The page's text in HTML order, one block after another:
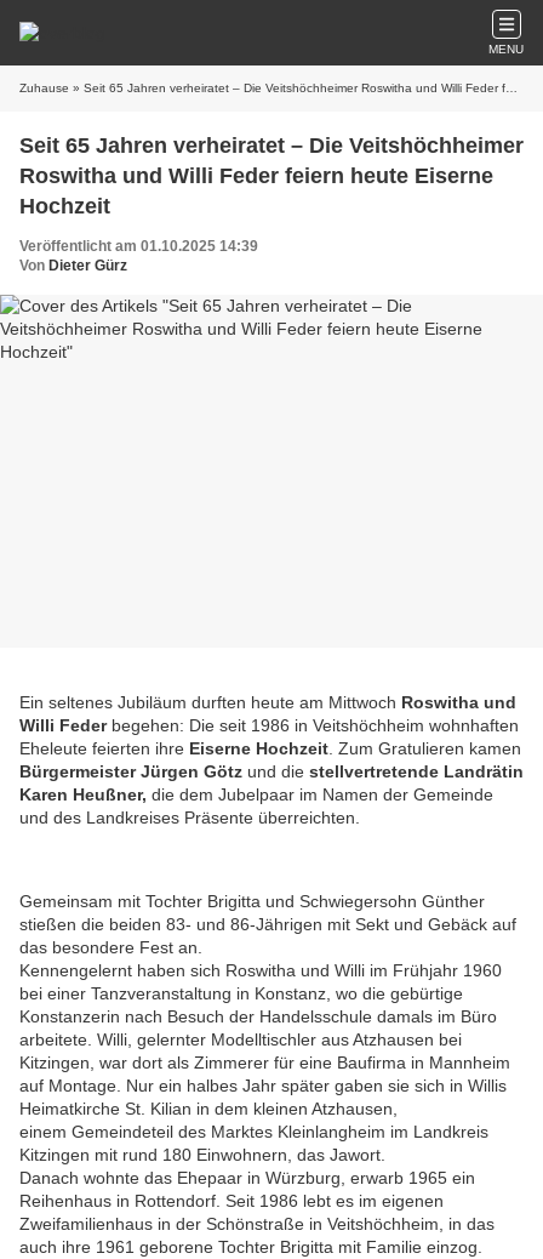
MENU
Zuhause » Seit 65 Jahren verheiratet – Die Veitshöchheimer Roswitha und Willi Feder feiern heute Eiserne Hochzeit
Seit 65 Jahren verheiratet – Die Veitshöchheimer
Roswitha und Willi Feder feiern heute Eiserne
Hochzeit
Veröffentlicht am 01.10.2025 14:39
Von Dieter Gürz
Ein seltenes Jubiläum durften heute am Mittwoch Roswitha und
Willi Feder begehen: Die seit 1986 in Veitshöchheim wohnhaften
Eheleute feierten ihre Eiserne Hochzeit . Zum Gratulieren kamen
Bürgermeister Jürgen Götz und die stellvertretende Landrätin
Karen Heußner, die dem Jubelpaar im Namen der Gemeinde
und des Landkreises Präsente überreichten.
Gemeinsam mit Tochter Brigitta und Schwiegersohn Günther
stießen die beiden 83- und 86-Jährigen mit Sekt und Gebäck auf
das besondere Fest an.
Kennengelernt haben sich Roswitha und Willi im Frühjahr 1960
bei einer Tanzveranstaltung in Konstanz, wo die gebürtige
Konstanzerin nach Besuch der Handelsschule damals im Büro
arbeitete. Willi, gelernter Modelltischler aus Atzhausen bei
Kitzingen, war dort als Zimmerer für eine Baufirma in Mannheim
auf Montage. Nur ein halbes Jahr später gaben sie sich in Willis
Heimatkirche St. Kilian in dem kleinen Atzhausen,
einem Gemeindeteil des Marktes Kleinlangheim im Landkreis
Kitzingen mit rund 180 Einwohnern, das Jawort.
Danach wohnte das Ehepaar in Würzburg, erwarb 1965 ein
Reihenhaus in Rottendorf. Seit 1986 lebt es im eigenen
Zweifamilienhaus in der Schönstraße in Veitshöchheim, in das
auch ihre 1961 geborene Tochter Brigitta mit Familie einzog.